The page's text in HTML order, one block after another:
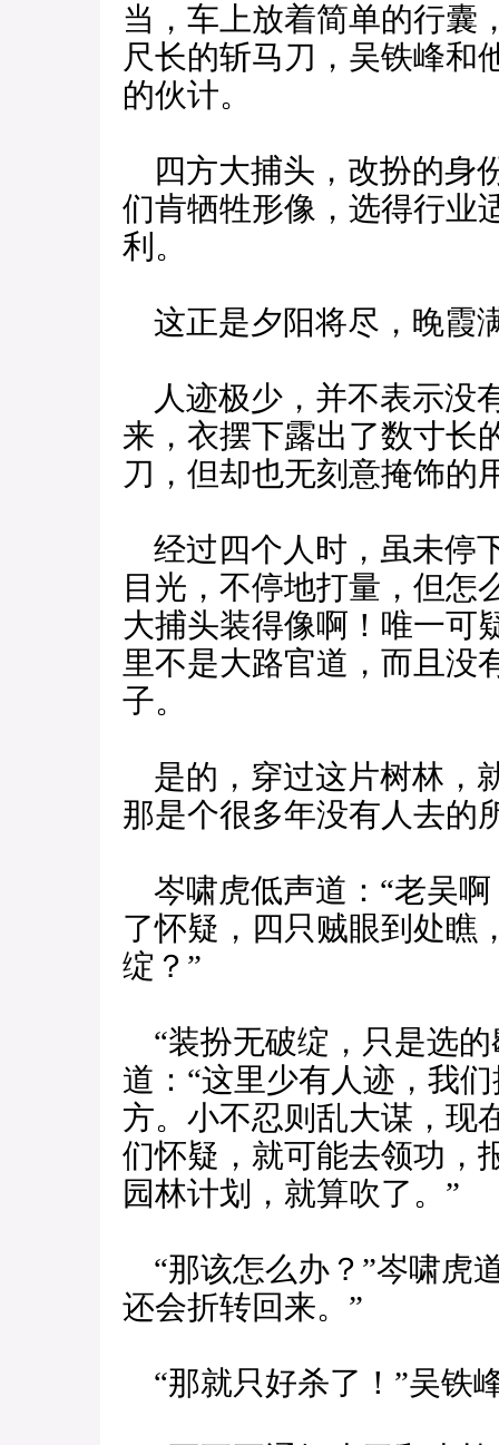
当，车上放着简单的行囊
尺长的斩马刀，吴铁峰和
的伙计。
四方大捕头，改扮的身
们肯牺牲形像，选得行业
利。
这正是夕阳将尽，晚霞
人迹极少，并不表示没
来，衣摆下露出了数寸长
刀，但却也无刻意掩饰的
经过四个人时，虽未停
目光，不停地打量，但怎
大捕头装得像啊！唯一可
里不是大路官道，而且没
子。
是的，穿过这片树林，
那是个很多年没有人去的
岑啸虎低声道：“老吴
了怀疑，四只贼眼到处瞧
绽？”
“装扮无破绽，只是选的
道：“这里少有人迹，我
方。小不忍则乱大谋，现
们怀疑，就可能去领功，
园林计划，就算吹了。”
“那该怎么办？”岑啸虎
还会折转回来。”
“那就只好杀了！”吴铁